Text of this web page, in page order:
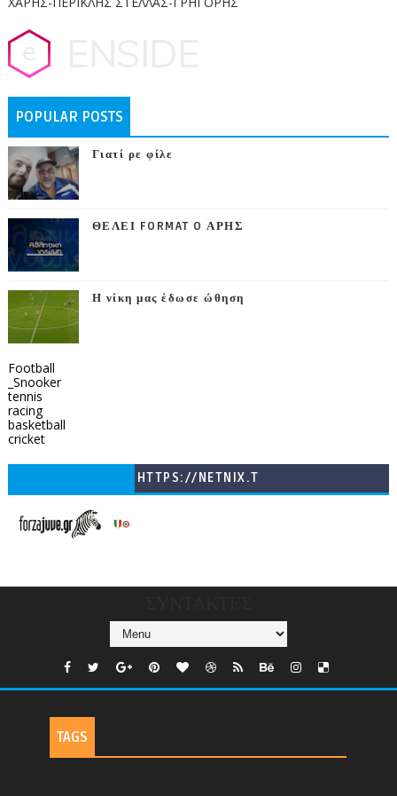
POPULAR POSTS
Γιατί ρε φίλε
ΘΕΛΕΙ FORMAT O ΑΡΗΣ
Η νίκη μας έδωσε ώθηση
Football
_Snooker
tennis
racing
basketball
cricket
HTTPS://NETNIX.T
TAGS